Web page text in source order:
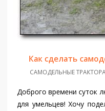
Как сделать
САМОДЕЛЬНЫЕ
Доброго времени суток
для умельцев! Хочу